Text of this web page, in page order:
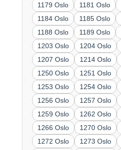
1179 Oslo
1181 Oslo
1184 Oslo
1185 Oslo
1188 Oslo
1189 Oslo
1203 Oslo
1204 Oslo
1207 Oslo
1214 Oslo
1250 Oslo
1251 Oslo
1253 Oslo
1254 Oslo
1256 Oslo
1257 Oslo
1259 Oslo
1262 Oslo
1266 Oslo
1270 Oslo
1272 Oslo
1273 Oslo